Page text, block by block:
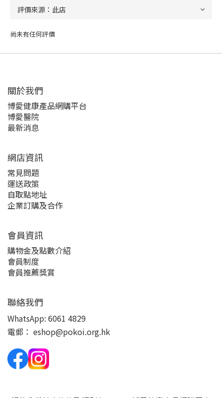
尚未有任何評價
關於我們‎
博愛健康產品網購平台
博愛醫院
最新消息
網店資訊
常見問題
運送政策
自取點地址
企業訂購及合作
會員資訊
購物金及點數介紹
會員制度
會員推薦獎賞
聯絡我們
WhatsApp: 6061 4829
電郵： eshop@pokoi.org.hk